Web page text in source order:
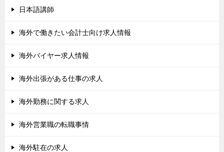
日本語講師
海外で働きたい会計士向け求人情報
海外バイヤー求人情報
海外出張がある仕事の求人
海外勤務に関する求人
海外営業職の転職事情
海外駐在の求人